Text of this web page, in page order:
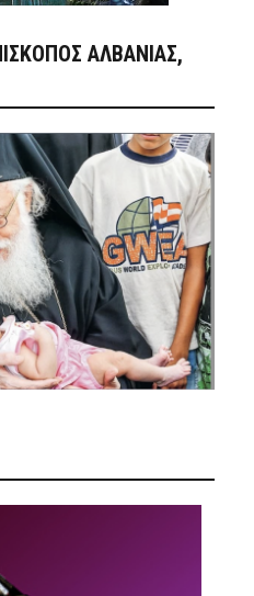
ΑΛΒΑΝΊΑΣ,